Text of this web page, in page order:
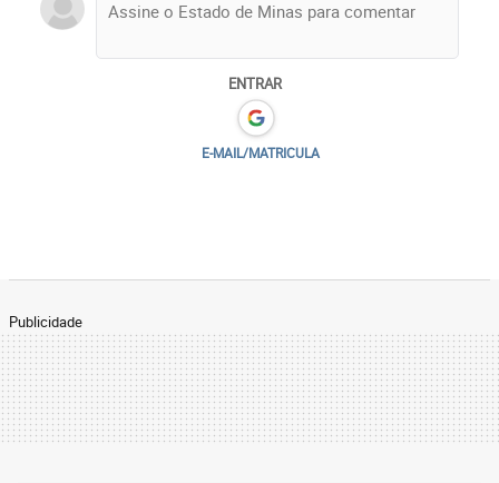
ENTRAR
E-MAIL/MATRICULA
Publicidade